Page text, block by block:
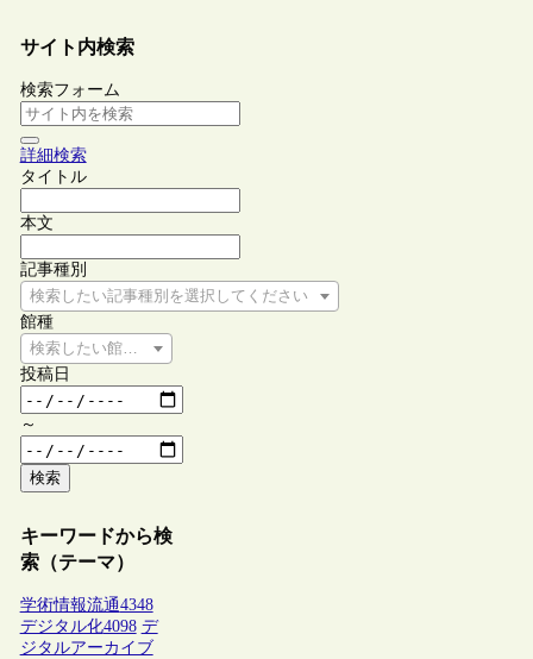
サイト内検索
検索フォーム
詳細検索
タイトル
本文
記事種別
検索したい記事種別を選択してください
館種
検索したい館種を選択してください
投稿日
～
検索
キーワードから検
索（テーマ）
学術情報流通4348
デジタル化4098 デ
ジタルアーカイブ